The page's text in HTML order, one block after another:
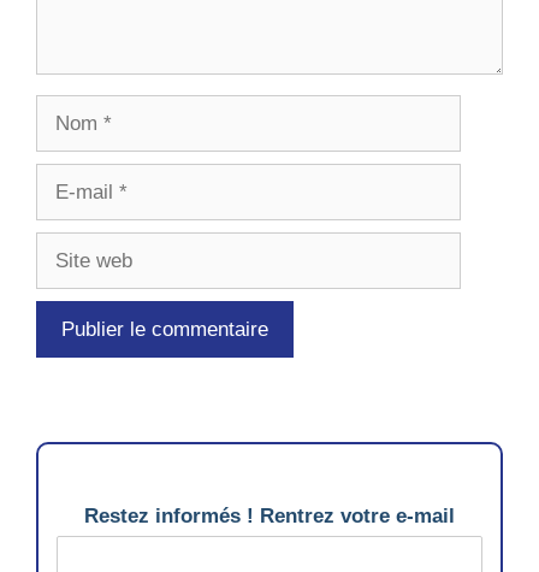
Restez informés ! Rentrez votre e-mail